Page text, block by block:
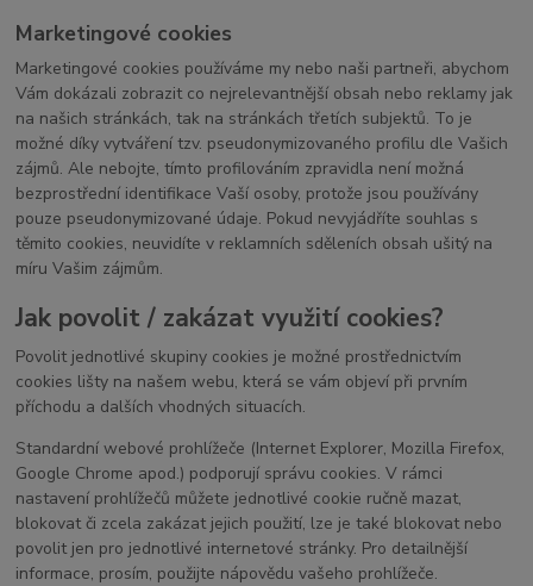
Marketingové cookies
Marketingové cookies používáme my nebo naši partneři, abychom
Vám dokázali zobrazit co nejrelevantnější obsah nebo reklamy jak
na našich stránkách, tak na stránkách třetích subjektů. To je
možné díky vytváření tzv. pseudonymizovaného profilu dle Vašich
zájmů. Ale nebojte, tímto profilováním zpravidla není možná
bezprostřední identifikace Vaší osoby, protože jsou používány
pouze pseudonymizované údaje. Pokud nevyjádříte souhlas s
těmito cookies, neuvidíte v reklamních sděleních obsah ušitý na
míru Vašim zájmům.
Jak povolit / zakázat využití cookies?
Povolit jednotlivé skupiny cookies je možné prostřednictvím
cookies lišty na našem webu, která se vám objeví při prvním
příchodu a dalších vhodných situacích.
Standardní webové prohlížeče (Internet Explorer, Mozilla Firefox,
Google Chrome apod.) podporují správu cookies. V rámci
nastavení prohlížečů můžete jednotlivé cookie ručně mazat,
blokovat či zcela zakázat jejich použití, lze je také blokovat nebo
povolit jen pro jednotlivé internetové stránky. Pro detailnější
informace, prosím, použijte nápovědu vašeho prohlížeče.